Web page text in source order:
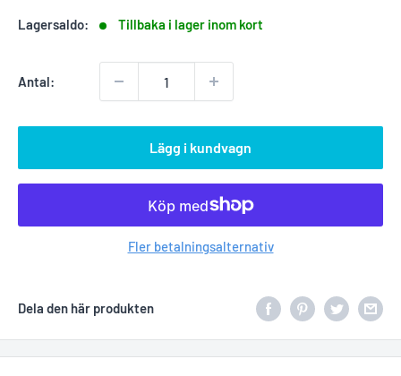
Lagersaldo: Tillbaka i lager inom kort
Antal:
Lägg i kundvagn
Fler betalningsalternativ
Dela den här produkten